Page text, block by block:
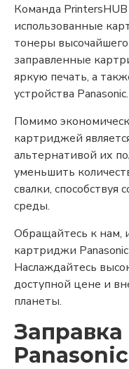
Команда
использованные
тонеры
заправленные
яркую печать, а
устройства Panasonic.
Помимо
картриджей
альтернативой их
уменьшить
свалки,
среды.
Обращайтесь к нам,
картриджи
Наслаждайтесь
доступной цене и
планеты.